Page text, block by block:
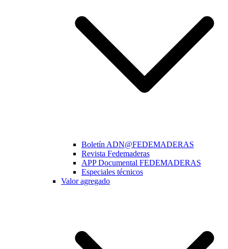
Boletín ADN@FEDEMADERAS
Revista Fedemaderas
APP Documental FEDEMADERAS
Especiales técnicos
Valor agregado